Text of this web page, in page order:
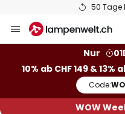
50 Tage
Inhalt
Nur
10% ab CHF 149 & 13%
Code:
WOW